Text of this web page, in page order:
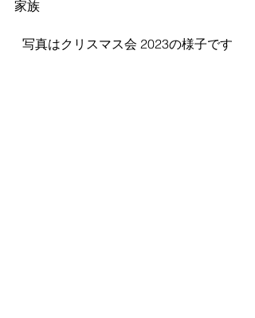
家族
写真はクリスマス会 2023の様子です